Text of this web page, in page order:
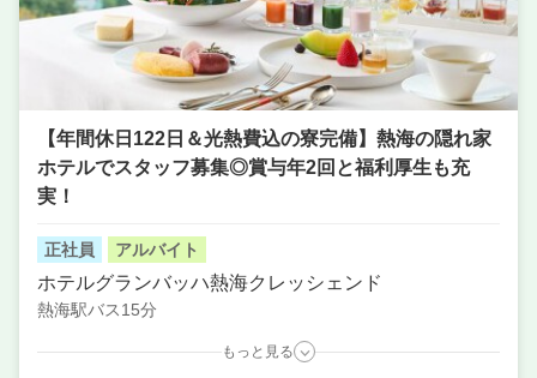
【年間休日122日＆光熱費込の寮完備】熱海の隠れ家
ホテルでスタッフ募集◎賞与年2回と福利厚生も充
実！
正社員 アルバイト
ホテルグランバッハ熱海クレッシェンド
熱海駅バス15分
もっと見る